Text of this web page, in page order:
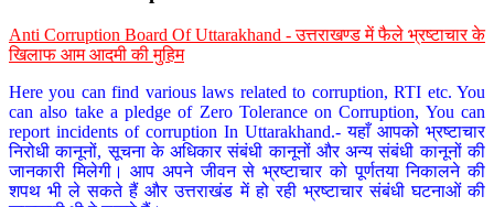
Anti Corruption Board Of Uttarakhand - उत्तराखण्ड में फैले भ्रष्टाचार के
खिलाफ आम आदमी की मुहिम
Here you can find various laws related to corruption, RTI etc. You
can also take a pledge of Zero Tolerance on Corruption, You can
report incidents of corruption In Uttarakhand.- यहाँ आपको भ्रष्टाचार
निरोधी कानूनों, सूचना के अधिकार संबंधी कानूनों और अन्य संबंधी कानूनों की
जानकारी मिलेगी। आप अपने जीवन से भ्रष्टाचार को पूर्णतया निकालने की
शपथ भी ले सकते हैं और उत्तराखंड में हो रही भ्रष्टाचार संबंधी घटनाओं की